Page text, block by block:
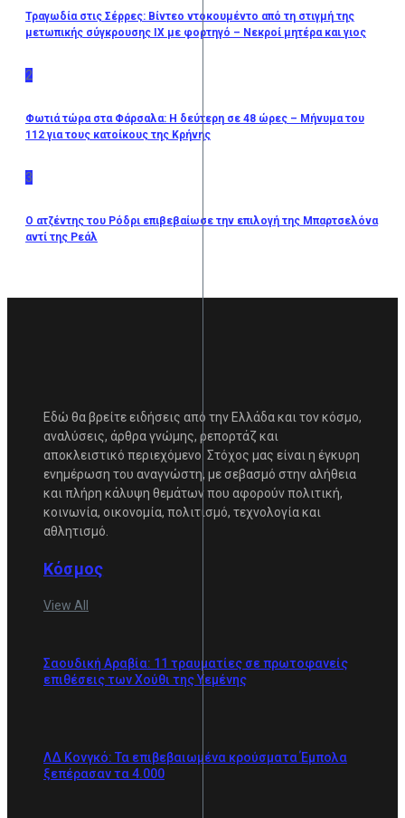
Τραγωδία στις Σέρρες: Βίντεο ντοκουμέντο από τη στιγμή της
μετωπικής σύγκρουσης ΙΧ με φορτηγό – Νεκροί μητέρα και γιος
2
Φωτιά τώρα στα Φάρσαλα: Η δεύτερη σε 48 ώρες – Μήνυμα του
112 για τους κατοίκους της Κρήνης
3
Ο ατζέντης του Ρόδρι επιβεβαίωσε την επιλογή της Μπαρτσελόνα
αντί της Ρεάλ
Εδώ θα βρείτε ειδήσεις από την Ελλάδα και τον κόσμο,
αναλύσεις, άρθρα γνώμης, ρεπορτάζ και
αποκλειστικό περιεχόμενο. Στόχος μας είναι η έγκυρη
ενημέρωση του αναγνώστη, με σεβασμό στην αλήθεια
και πλήρη κάλυψη θεμάτων που αφορούν πολιτική,
κοινωνία, οικονομία, πολιτισμό, τεχνολογία και
αθλητισμό.
Κόσμος
View All
Σαουδική Αραβία: 11 τραυματίες σε πρωτοφανείς
επιθέσεις των Χούθι της Υεμένης
ΛΔ Κονγκό: Τα επιβεβαιωμένα κρούσματα Έμπολα
ξεπέρασαν τα 4.000